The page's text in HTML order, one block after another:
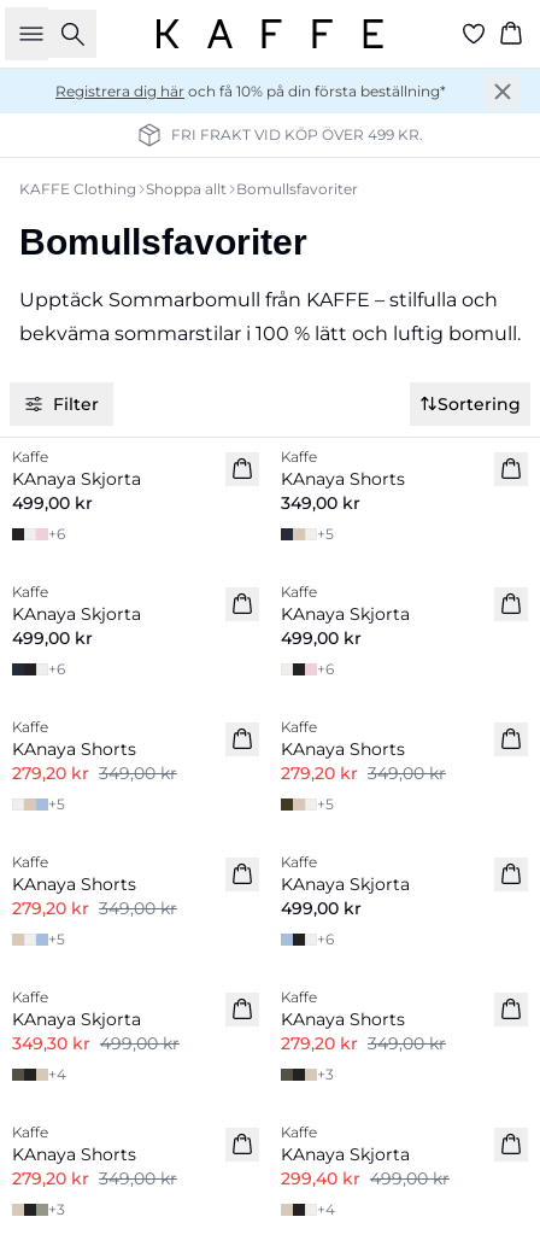
Sök
Registrera dig här och få 10% på din första beställning*
FRI FRAKT VID KÖP ÖVER 499 KR.
KAFFE Clothing Shoppa allt Bomullsfavoriter
Bomullsfavoriter
Upptäck Sommarbomull från KAFFE – stilfulla och
bekväma sommarstilar i 100 % lätt och luftig bomull.
Filter Sortering
Kaffe
KAnaya Skjorta
499,00 kr
+6
Kaffe
KAnaya Shorts
349,00 kr
+5
Kaffe
KAnaya Skjorta
499,00 kr
+6
Kaffe
KAnaya Skjorta
499,00 kr
+6
Kaffe
KAnaya Shorts
279,20 kr 349,00 kr
+5
Kaffe
KAnaya Shorts
279,20 kr 349,00 kr
+5
Kaffe
KAnaya Shorts
279,20 kr 349,00 kr
+5
Kaffe
KAnaya Skjorta
499,00 kr
+6
Kaffe
KAnaya Skjorta
349,30 kr 499,00 kr
+4
Kaffe
KAnaya Shorts
279,20 kr 349,00 kr
+3
Kaffe
KAnaya Shorts
279,20 kr 349,00 kr
+3
Kaffe
KAnaya Skjorta
299,40 kr 499,00 kr
+4